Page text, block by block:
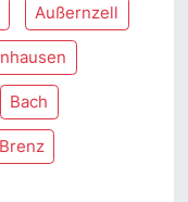
Außernzell
Bach